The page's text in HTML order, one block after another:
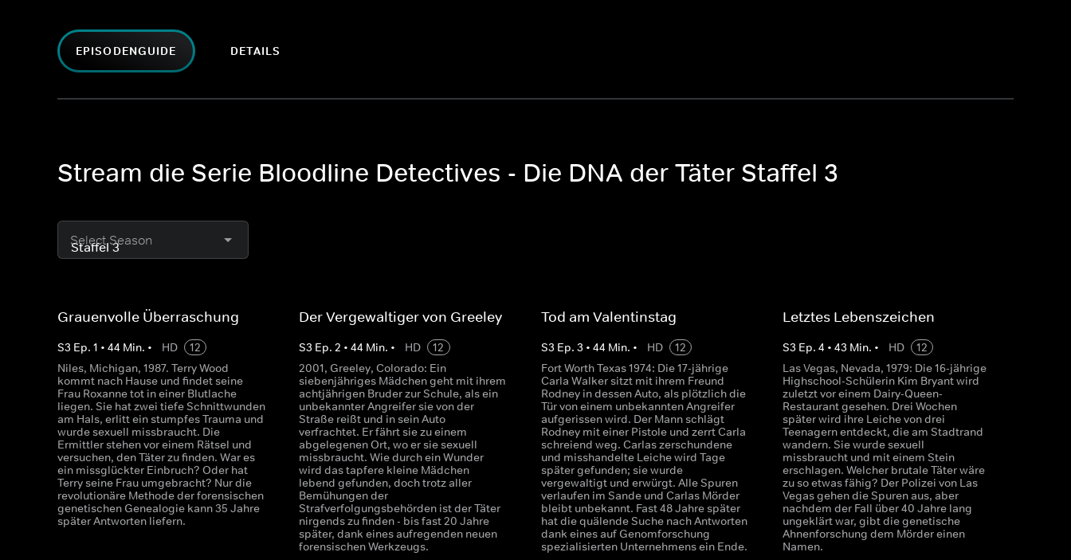
EPISODENGUIDE DETAILS
Stream die Serie Bloodline Detectives - Die DNA der Täter Staffel 3
Select Season
Grauenvolle Überraschung
S3 Ep. 1 • 44 Min. • HD
12
Niles, Michigan, 1987. Terry Wood
kommt nach Hause und findet seine
Frau Roxanne tot in einer Blutlache
liegen. Sie hat zwei tiefe Schnittwunden
am Hals, erlitt ein stumpfes Trauma und
wurde sexuell missbraucht. Die
Ermittler stehen vor einem Rätsel und
versuchen, den Täter zu finden. War es
ein missglückter Einbruch? Oder hat
Terry seine Frau umgebracht? Nur die
revolutionäre Methode der forensischen
genetischen Genealogie kann 35 Jahre
später Antworten liefern.
Der Vergewaltiger von Greeley
S3 Ep.2 •44 Min. • HD
12
2001, Greeley, Colorado: Ein
siebenjähriges Mädchen geht mit ihrem
achtjährigen Bruder zur Schule, als ein
unbekannter Angreifer sie von der
Straße reißt und in sein Auto
verfrachtet. Er fährt sie zu einem
abgelegenen Ort, wo er sie sexuell
missbraucht. Wie durch ein Wunder
wird das tapfere kleine Mädchen
lebend gefunden, doch trotz aller
Bemühungen der
Strafverfolgungsbehörden ist der Täter
nirgends zu finden - bis fast 20 Jahre
später, dank eines aufregenden neuen
forensischen Werkzeugs.
Tod am Valentinstag
S3 Ep. 3 • 44 Min. • HD
12
Fort Worth Texas 1974: Die 17-jährige
Carla Walker sitzt mit ihrem Freund
Rodney in dessen Auto, als plötzlich die
Tür von einem unbekannten Angreifer
aufgerissen wird. Der Mann schlägt
Rodney mit einer Pistole und zerrt Carla
schreiend weg. Carlas zerschundene
und misshandelte Leiche wird Tage
später gefunden; sie wurde
vergewaltigt und erwürgt. Alle Spuren
verlaufen im Sande und Carlas Mörder
bleibt unbekannt. Fast 48 Jahre später
hat die quälende Suche nach Antworten
dank eines auf Genomforschung
spezialisierten Unternehmens ein Ende.
Letztes Lebenszeichen
S3 Ep. 4 • 43 Min. • HD
12
Las Vegas, Nevada, 1979: Die 16-jährige
Highschool-Schülerin Kim Bryant wird
zuletzt vor einem Dairy-Queen-
Restaurant gesehen. Drei Wochen
später wird ihre Leiche von drei
Teenagern entdeckt, die am Stadtrand
wandern. Sie wurde sexuell
missbraucht und mit einem Stein
erschlagen. Welcher brutale Täter wäre
zu so etwas fähig? Der Polizei von Las
Vegas gehen die Spuren aus, aber
nachdem der Fall über 40 Jahre lang
ungeklärt war, gibt die genetische
Ahnenforschung dem Mörder einen
Namen.